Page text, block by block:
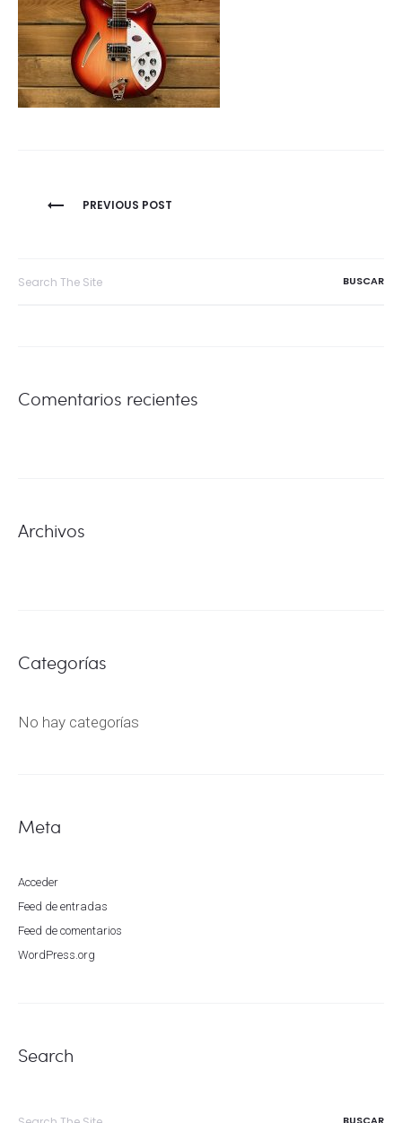
NAVEGACIÓN
PREVIOUS POST
Comentarios recientes
Archivos
Categorías
No hay categorías
Meta
Acceder
Feed de entradas
Feed de comentarios
WordPress.org
Search